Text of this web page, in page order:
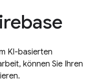
KI-basierten
können Sie Ihren